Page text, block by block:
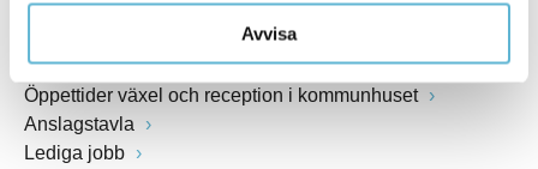
Avvisa
Öppettider växel och reception i kommunhuset
Anslagstavla
Lediga jobb